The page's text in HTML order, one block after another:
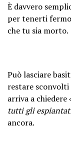
È davvero
per tenerti
che tu sia morto.
Può lasciare
restare
arriva a
tutti gli
ancora.